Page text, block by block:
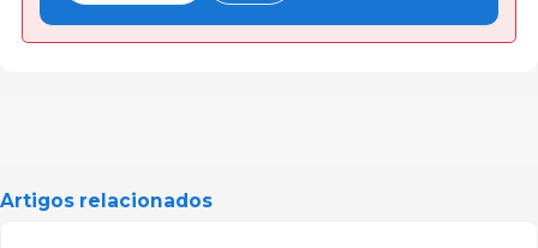
Artigos relacionados